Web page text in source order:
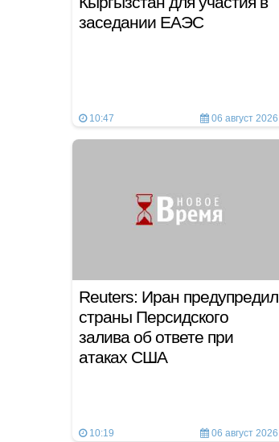
заседании ЕАЭС
10:47 06 август 2026
Reuters: Иран предупредил
страны Персидского
залива об ответе при
атаках США
10:19 06 август 2026